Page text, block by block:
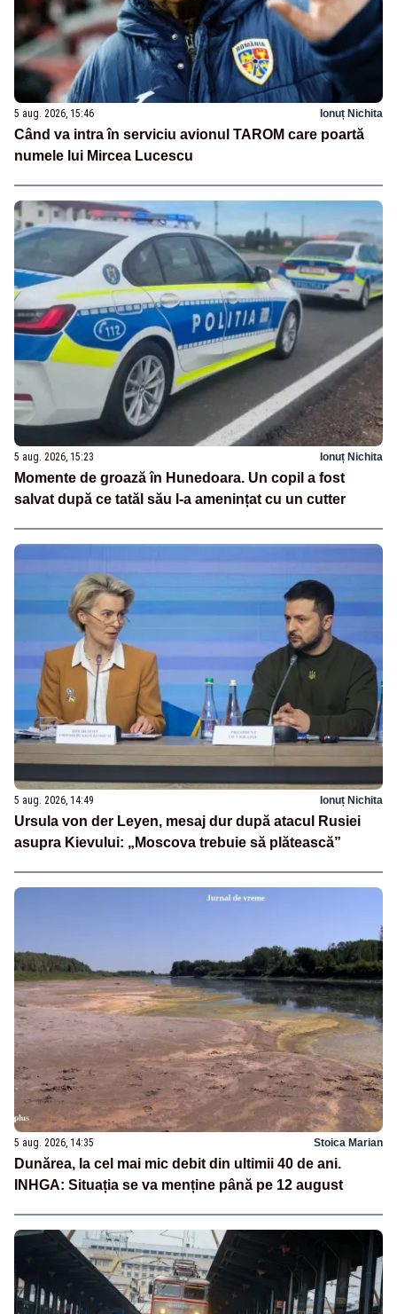
5 aug. 2026, 15:46 Ionuț Nichita
Când va intra în serviciu avionul TAROM care poartă
numele lui Mircea Lucescu
5 aug. 2026, 15:23 Ionuț Nichita
Momente de groază în Hunedoara. Un copil a fost
salvat după ce tatăl său l-a amenințat cu un cutter
5 aug. 2026, 14:49 Ionuț Nichita
Ursula von der Leyen, mesaj dur după atacul Rusiei
asupra Kievului: „Moscova trebuie să plătească”
5 aug. 2026, 14:35 Stoica Marian
Dunărea, la cel mai mic debit din ultimii 40 de ani.
INHGA: Situația se va menține până pe 12 august